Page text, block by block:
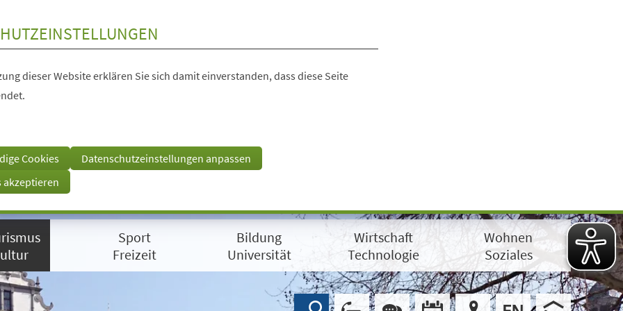
dieser Website erklären Sie sich damit einverstanden, dass diese Seite
Cookies
Datenschutzeinstellungen anpassen
akzeptieren
Sport
Freizeit
Bildung
Universität
Wirtschaft
Technologie
Wohnen
Soziales